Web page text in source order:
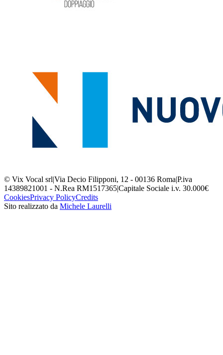
© Vix Vocal srl|Via Decio Filipponi, 12 - 00136 Roma|P.iva
14389821001 - N.Rea RM1517365|Capitale Sociale i.v. 30.000€
CookiesPrivacy PolicyCredits
Sito realizzato da Michele Laurelli